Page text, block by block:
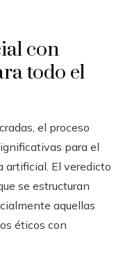
con
todo el
el proceso
para el
artificial. El veredicto
se estructuran
aquellas
éticos con